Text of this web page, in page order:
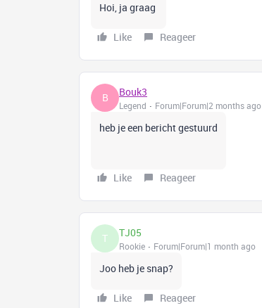
Hoi, ja graag
Like Reageer
B Bouk3
Legend Forum|Forum|2 months ago
heb je een bericht gestuurd
Like Reageer
T TJ05
Rookie Forum|Forum|1 month ago
Joo heb je snap?
Like Reageer